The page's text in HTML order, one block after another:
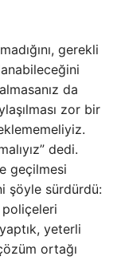
gerekli
da
zor bir
dedi.
geçilmesi
şöyle sürdürdü:
yeterli
ortağı